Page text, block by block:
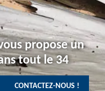
propose un
tout le 34
CONTACTEZ-NOUS !